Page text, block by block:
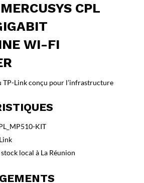
CPL
WI-FI
TP-Link conçu pour l’infrastructure
KIT
local à La Réunion